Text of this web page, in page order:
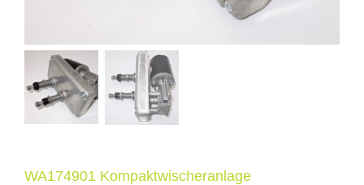
WA174901 Kompaktwischeranlage